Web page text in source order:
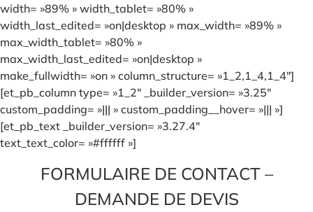
width= »89% » width_tablet= »80% »
width_last_edited= »on|desktop » max_width= »89% »
max_width_tablet= »80% »
max_width_last_edited= »on|desktop »
make_fullwidth= »on » column_structure= »1_2,1_4,1_4″]
[et_pb_column type= »1_2″ _builder_version= »3.25″
custom_padding= »||| » custom_padding__hover= »||| »]
[et_pb_text _builder_version= »3.27.4″
text_text_color= »#ffffff »]
FORMULAIRE DE CONTACT –
DEMANDE DE DEVIS